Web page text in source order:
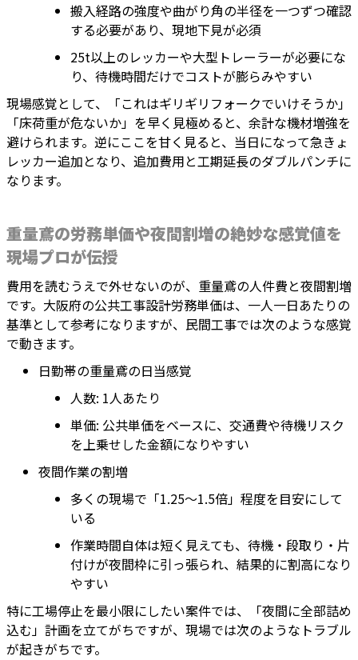
搬入経路の強度や曲がり角の半径を一つずつ確認
する必要があり、現地下見が必須
25t以上のレッカーや大型トレーラーが必要にな
り、待機時間だけでコストが膨らみやすい
現場感覚として、「これはギリギリフォークでいけそうか」
「床荷重が危ないか」を早く見極めると、余計な機材増強を
避けられます。逆にここを甘く見ると、当日になって急きょ
レッカー追加となり、追加費用と工期延長のダブルパンチに
なります。
重量鳶の労務単価や夜間割増の絶妙な感覚値を
現場プロが伝授
費用を読むうえで外せないのが、重量鳶の人件費と夜間割増
です。大阪府の公共工事設計労務単価は、一人一日あたりの
基準として参考になりますが、民間工事では次のような感覚
で動きます。
日勤帯の重量鳶の日当感覚
人数: 1人あたり
単価: 公共単価をベースに、交通費や待機リスク
を上乗せした金額になりやすい
夜間作業の割増
多くの現場で「1.25〜1.5倍」程度を目安にして
いる
作業時間自体は短く見えても、待機・段取り・片
付けが夜間枠に引っ張られ、結果的に割高になり
やすい
特に工場停止を最小限にしたい案件では、「夜間に全部詰め
込む」計画を立てがちですが、現場では次のようなトラブル
が起きがちです。